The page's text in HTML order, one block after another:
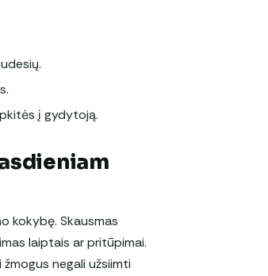
į gydytoją.
kokybę. Skausmas
laiptais ar pritūpimai.
negali užsiimti